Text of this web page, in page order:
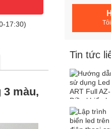
17:30)
3 màu,
Tin tức